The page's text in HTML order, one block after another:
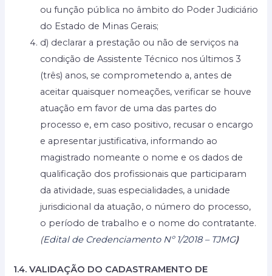
ou função pública no âmbito do Poder Judiciário
do Estado de Minas Gerais;
d) declarar a prestação ou não de serviços na
condição de Assistente Técnico nos últimos 3
(três) anos, se comprometendo a, antes de
aceitar quaisquer nomeações, verificar se houve
atuação em favor de uma das partes do
processo e, em caso positivo, recusar o encargo
e apresentar justificativa, informando ao
magistrado nomeante o nome e os dados de
qualificação dos profissionais que participaram
da atividade, suas especialidades, a unidade
jurisdicional da atuação, o número do processo,
o período de trabalho e o nome do contratante.
(Edital de Credenciamento Nº 1/2018 – TJMG)
1.4. VALIDAÇÃO DO CADASTRAMENTO DE